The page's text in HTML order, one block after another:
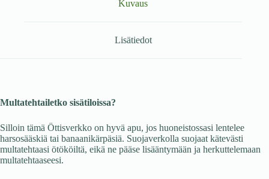
Kuvaus
Lisätiedot
Multatehtailetko sisätiloissa?
Silloin tämä Öttisverkko on hyvä apu, jos huoneistossasi lentelee
harsosääskiä tai banaanikärpäsiä. Suojaverkolla suojaat kätevästi
multatehtaasi ötököiltä, eikä ne pääse lisääntymään ja herkuttelemaan
multatehtaaseesi.